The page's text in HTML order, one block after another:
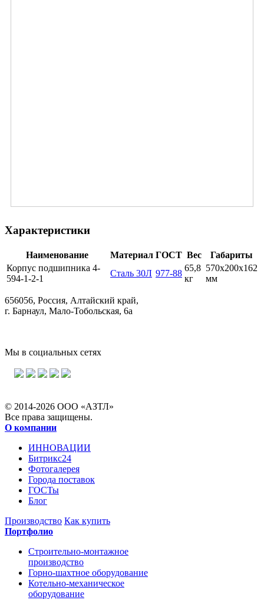
Характеристики
Наименование Материал ГОСТ Вес
Габариты
Корпус подшипника 4-
594-1-2-1
Сталь 30Л 977-88
65,8
кг
570х200х162
мм
656056, Россия, Алтайский край,
г. Барнаул, Мало-Тобольская, 6а
Мы в социальных сетях
© 2014-2026 ООО «АЗТЛ»
Все права защищены.
О компании
ИННОВАЦИИ
Битрикс24
Фотогалерея
Города поставок
ГОСТы
Блог
Производство Как купить
Портфолио
Строительно-монтажное
производство
Горно-шахтное оборудование
Котельно-механическое
оборудование